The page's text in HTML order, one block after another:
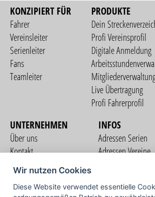
KONZIPIERT FÜR
Fahrer
Vereinsleiter
Serienleiter
Fans
Teamleiter
PRODUKTE
Dein
Profi Vereinsprofil
Digitale Anmeldung
Live Übertragung
Profi Fahrerprofil
UNTERNEHMEN
Über uns
Kontakt
Nutzungsbedingungen
Datenschutzerklärung
Impressum
INFOS
Adressen Serien
Adressen Vereine
Wir nutzen Cookies
Diese Website verwendet essentielle